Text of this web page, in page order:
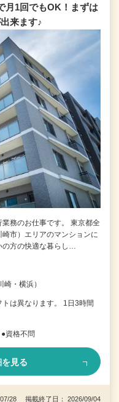
月1回でもOK！まずは
来ます♪
務のお仕事です。 東京都全
市）エリアのマンションに
の方の快適な暮らし…
・横浜）
は異なります。 1日3時間
資格不問
見る
07/28 掲載終了日： 2026/09/04